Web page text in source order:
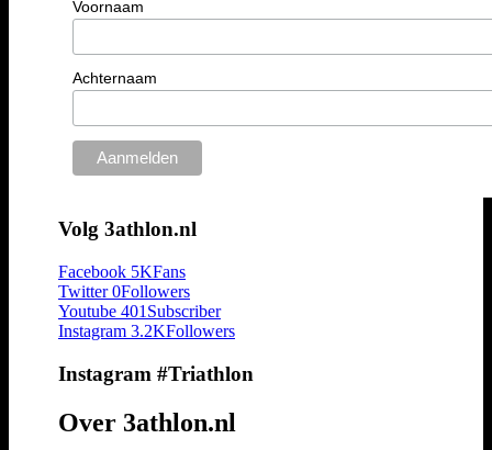
Voornaam
Achternaam
Volg 3athlon.nl
Facebook 5KFans
Twitter 0Followers
Youtube 401 Subscriber
Instagram 3.2KFollowers
Instagram #Triathlon
Over 3athlon.nl